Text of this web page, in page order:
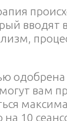
вводят
вам
10